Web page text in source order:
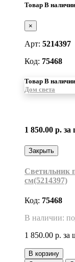
Товар В наличии
×
Арт: 5214397
Код: 75468
Товар В наличии
Дом света
1 850.00 р. за
Закрыть
Светильник
см(5214397)
Код: 75468
В наличии:
1 850.00 р. за
В корзину